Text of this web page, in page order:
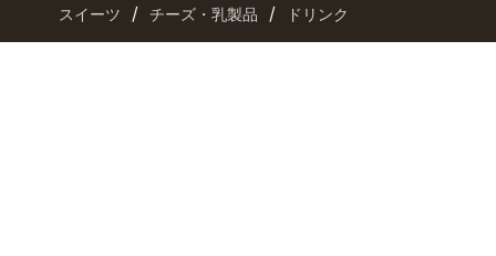
スイーツ / チーズ・乳製品 / ドリンク